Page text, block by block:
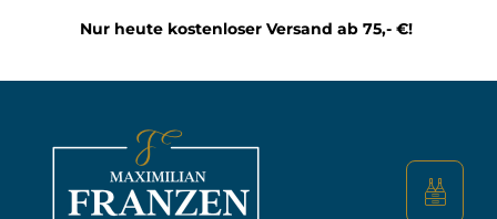
Nur heute kostenloser Versand ab 75,- €!